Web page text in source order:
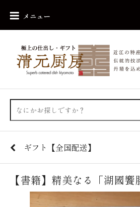
メニュー
ギフト【全国配送】
【書籍】精美なる「湖國饗